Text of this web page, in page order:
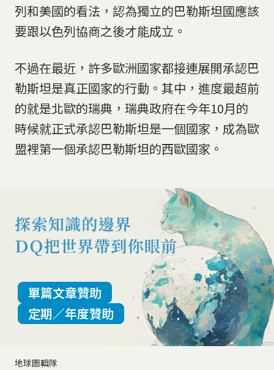
列和美國的看法，認為獨立的巴勒斯坦國應該
要跟以色列協商之後才能成立。
不過在最近，許多歐洲國家都接連展開承認巴
勒斯坦是真正國家的行動。其中，進度最超前
的就是北歐的瑞典，瑞典政府在今年10月的
時候就正式承認巴勒斯坦是一個國家，成為歐
盟裡第一個承認巴勒斯坦的西歐國家。
地球圖輯隊
單篇文章贊助
定期／年度贊助